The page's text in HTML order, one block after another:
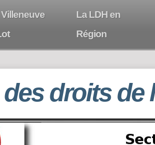
La LDH en
Région
droits de